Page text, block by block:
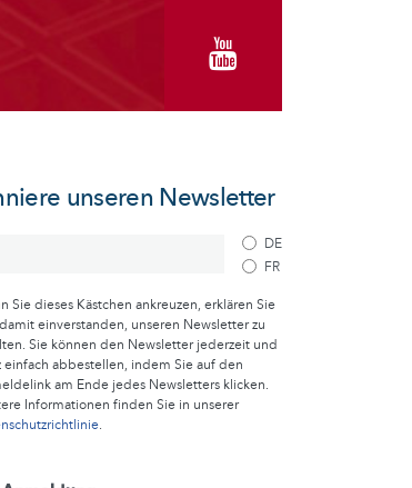
unseren Newsletter
DE
FR
Sie dieses Kästchen ankreuzen, erklären Sie
einverstanden, unseren Newsletter zu
Sie können den Newsletter jederzeit und
einfach abbestellen, indem Sie auf den
am Ende jedes Newsletters klicken.
Informationen finden Sie in unserer
.